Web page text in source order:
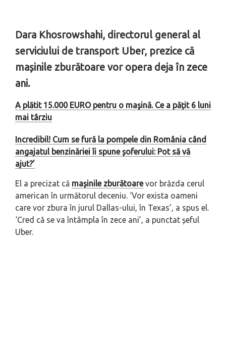
Dara Khosrowshahi, directorul general al
serviciului de transport Uber, prezice că
mașinile zburătoare vor opera deja în zece
ani.
A plătit 15.000 EURO pentru o maşină. Ce a pățit 6 luni
mai târziu
Incredibil! Cum se fură la pompele din România când
angajatul benzinăriei îi spune șoferului: Pot să vă
ajut?’
El a precizat că mașinile zburătoarevor brăzda cerul
american în următorul deceniu. ‘Vor exista oameni
care vor zbura în jurul Dallas-ului, în Texas’, a spus el.
‘Cred că se va întâmpla în zece ani’, a punctat șeful
Uber.